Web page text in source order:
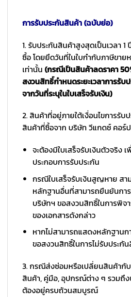
การรับประกันสินค้า (ฉบับย่อ)
1. รับประกันสินค้าสูงสุดเป็นเวลา
ซื้อ โดยยึดวันที่ในใบกำกับภาษีขาย
เท่านั้น (กรณีเป็นสินค้าลดราคา
สงวนสิทธิ์กำหนดระยะเวลาการรับ
จากวันที่ระบุในใบเสร็จรับเงิน)
2. สินค้าที่อยู่ภายใต้เงื่อนไขการรับ
สินค้าที่ซื้อจาก บริษัท วีแกดซ์ คอร์
จะต้องมีใบเสร็จรับเงินตัวจริง
ประกอบการรับประกัน
กรณีใบเสร็จรับเงินสูญหาย สา
หลักฐานอื่นที่สามารถยืนยันกา
บริษัทฯ ขอสงวนสิทธิ์ในการพิจ
ของเอกสารดังกล่าว
หากไม่สามารถแสดงหลักฐาน
ขอสงวนสิทธิ์ในการไม่รับประกั
3. กรณีส่งซ่อมหรือเปลี่ยนสินค้ากั
สินค้า, คู่มือ, อุปกรณ์ต่าง ๆ รวมถึ
ต้องอยู่ครบถ้วนสมบูรณ์